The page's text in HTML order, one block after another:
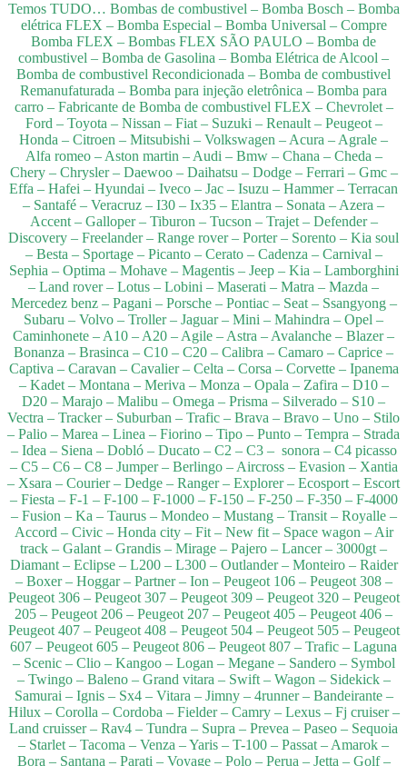
Temos TUDO… Bombas de combustivel – Bomba Bosch – Bomba
elétrica FLEX – Bomba Especial – Bomba Universal – Compre
Bomba FLEX – Bombas FLEX SÃO PAULO – Bomba de
combustivel – Bomba de Gasolina – Bomba Elétrica de Alcool –
Bomba de combustivel Recondicionada – Bomba de combustivel
Remanufaturada – Bomba para injeção eletrônica – Bomba para
carro – Fabricante de Bomba de combustivel FLEX – Chevrolet –
Ford – Toyota – Nissan – Fiat – Suzuki – Renault – Peugeot –
Honda – Citroen – Mitsubishi – Volkswagen – Acura – Agrale –
Alfa romeo – Aston martin – Audi – Bmw – Chana – Cheda –
Chery – Chrysler – Daewoo – Daihatsu – Dodge – Ferrari – Gmc –
Effa – Hafei – Hyundai – Iveco – Jac – Isuzu – Hammer – Terracan
– Santafé – Veracruz – I30 – Ix35 – Elantra – Sonata – Azera –
Accent – Galloper – Tiburon – Tucson – Trajet – Defender –
Discovery – Freelander – Range rover – Porter – Sorento – Kia soul
– Besta – Sportage – Picanto – Cerato – Cadenza – Carnival –
Sephia – Optima – Mohave – Magentis – Jeep – Kia – Lamborghini
– Land rover – Lotus – Lobini – Maserati – Matra – Mazda –
Mercedez benz – Pagani – Porsche – Pontiac – Seat – Ssangyong –
Subaru – Volvo – Troller – Jaguar – Mini – Mahindra – Opel –
Caminhonete – A10 – A20 – Agile – Astra – Avalanche – Blazer –
Bonanza – Brasinca – C10 – C20 – Calibra – Camaro – Caprice –
Captiva – Caravan – Cavalier – Celta – Corsa – Corvette – Ipanema
– Kadet – Montana – Meriva – Monza – Opala – Zafira – D10 –
D20 – Marajo – Malibu – Omega – Prisma – Silverado – S10 –
Vectra – Tracker – Suburban – Trafic – Brava – Bravo – Uno – Stilo
– Palio – Marea – Linea – Fiorino – Tipo – Punto – Tempra – Strada
– Idea – Siena – Dobló – Ducato – C2 – C3 – sonora – C4 picasso
– C5 – C6 – C8 – Jumper – Berlingo – Aircross – Evasion – Xantia
– Xsara – Courier – Dedge – Ranger – Explorer – Ecosport – Escort
– Fiesta – F-1 – F-100 – F-1000 – F-150 – F-250 – F-350 – F-4000
– Fusion – Ka – Taurus – Mondeo – Mustang – Transit – Royalle –
Accord – Civic – Honda city – Fit – New fit – Space wagon – Air
track – Galant – Grandis – Mirage – Pajero – Lancer – 3000gt –
Diamant – Eclipse – L200 – L300 – Outlander – Monteiro – Raider
– Boxer – Hoggar – Partner – Ion – Peugeot 106 – Peugeot 308 –
Peugeot 306 – Peugeot 307 – Peugeot 309 – Peugeot 320 – Peugeot
205 – Peugeot 206 – Peugeot 207 – Peugeot 405 – Peugeot 406 –
Peugeot 407 – Peugeot 408 – Peugeot 504 – Peugeot 505 – Peugeot
607 – Peugeot 605 – Peugeot 806 – Peugeot 807 – Trafic – Laguna
– Scenic – Clio – Kangoo – Logan – Megane – Sandero – Symbol
– Twingo – Baleno – Grand vitara – Swift – Wagon – Sidekick –
Samurai – Ignis – Sx4 – Vitara – Jimny – 4runner – Bandeirante –
Hilux – Corolla – Cordoba – Fielder – Camry – Lexus – Fj cruiser –
Land cruisser – Rav4 – Tundra – Supra – Prevea – Paseo – Sequoia
– Starlet – Tacoma – Venza – Yaris – T-100 – Passat – Amarok –
Bora – Santana – Parati – Voyage – Polo – Perua – Jetta – Golf –